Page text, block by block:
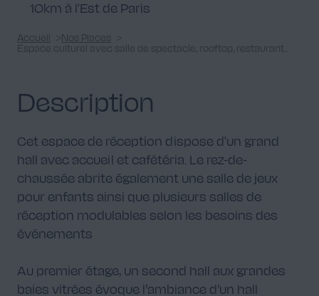
10km à l'Est de Paris
Accueil
Nos Places
Espace culturel avec salle de spectacle, rooftop, restaurant...
Description
Cet espace de réception dispose d'un grand
hall avec accueil et cafétéria. Le rez-de-
chaussée abrite également une salle de jeux
pour enfants ainsi que plusieurs salles de
réception modulables selon les besoins des
événements
Au premier étage, un second hall aux grandes
baies vitrées évoque l’ambiance d’un hall